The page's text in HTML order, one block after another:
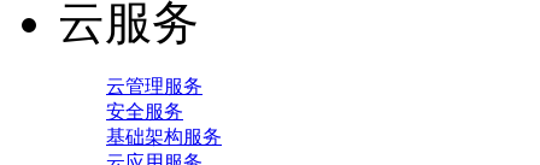
云服务
云管理服务
安全服务
基础架构服务